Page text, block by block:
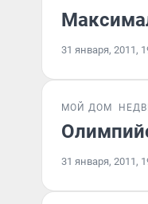
31 января, 2011,
МОЙ ДОМ
31 января, 2011,